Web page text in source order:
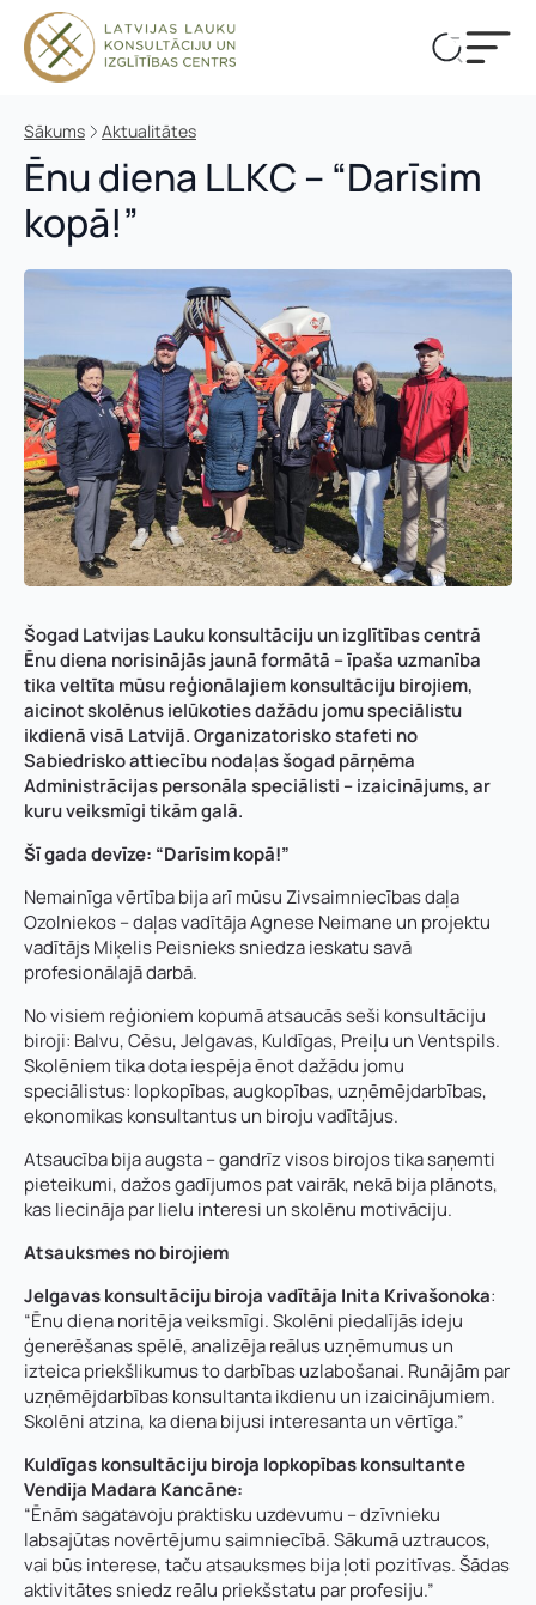
Sākums Aktualitātes
Ēnu diena LLKC – “Darīsim
kopā!”
Šogad Latvijas Lauku konsultāciju un izglītības centrā
Ēnu diena norisinājās jaunā formātā – īpaša uzmanība
tika veltīta mūsu reģionālajiem konsultāciju birojiem,
aicinot skolēnus ielūkoties dažādu jomu speciālistu
ikdienā visā Latvijā. Organizatorisko stafeti no
Sabiedrisko attiecību nodaļas šogad pārņēma
Administrācijas personāla speciālisti – izaicinājums, ar
kuru veiksmīgi tikām galā.
Šī gada devīze: “Darīsim kopā!”
Nemainīga vērtība bija arī mūsu Zivsaimniecības daļa
Ozolniekos – daļas vadītāja Agnese Neimane un projektu
vadītājs Miķelis Peisnieks sniedza ieskatu savā
profesionālajā darbā.
No visiem reģioniem kopumā atsaucās seši konsultāciju
biroji: Balvu, Cēsu, Jelgavas, Kuldīgas, Preiļu un Ventspils.
Skolēniem tika dota iespēja ēnot dažādu jomu
speciālistus: lopkopības, augkopības, uzņēmējdarbības,
ekonomikas konsultantus un biroju vadītājus.
Atsaucība bija augsta – gandrīz visos birojos tika saņemti
pieteikumi, dažos gadījumos pat vairāk, nekā bija plānots,
kas liecināja par lielu interesi un skolēnu motivāciju.
Atsauksmes no birojiem
Jelgavas konsultāciju biroja vadītāja Inita Krivašonoka:
“Ēnu diena noritēja veiksmīgi. Skolēni piedalījās ideju
ģenerēšanas spēlē, analizēja reālus uzņēmumus un
izteica priekšlikumus to darbības uzlabošanai. Runājām par
uzņēmējdarbības konsultanta ikdienu un izaicinājumiem.
Skolēni atzina, ka diena bijusi interesanta un vērtīga.”
Kuldīgas konsultāciju biroja lopkopības konsultante
Vendija Madara Kancāne:
“Ēnām sagatavoju praktisku uzdevumu – dzīvnieku
labsajūtas novērtējumu saimniecībā. Sākumā uztraucos,
vai būs interese, taču atsauksmes bija ļoti pozitīvas. Šādas
aktivitātes sniedz reālu priekšstatu par profesiju.”